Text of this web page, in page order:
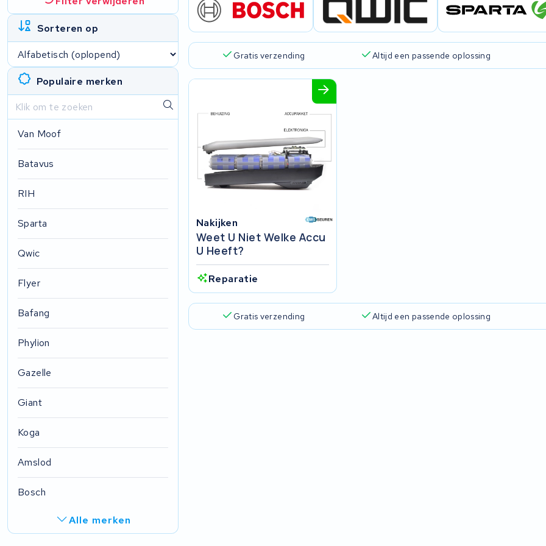
Sorteren op
Populaire merken
Van Moof
Batavus
RIH
Sparta
Qwic
Flyer
Bafang
Phylion
Gazelle
Giant
Koga
Amslod
Bosch
Alle merken
Gratis verzending Altijd een passende oplossing
Nakijken
Weet U Niet Welke Accu
U Heeft?
Reparatie
Gratis verzending Altijd een passende oplossing